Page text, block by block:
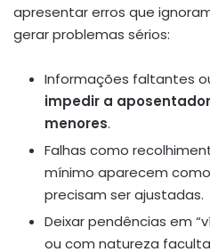
apresentar erros que
gerar problemas sérios:
Informações faltantes
impedir a
menores.
Falhas como
mínimo aparecem
precisam ser ajustadas.
Deixar pendências em
ou com natureza